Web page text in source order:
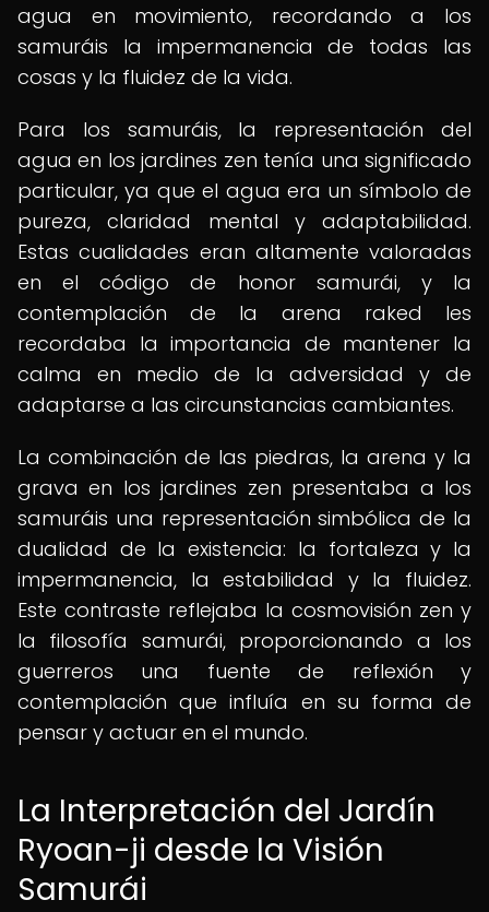
agua en movimiento, recordando a los
samuráis la impermanencia de todas las
cosas y la fluidez de la vida.
Para los samuráis, la representación del
agua en los jardines zen tenía una significado
particular, ya que el agua era un símbolo de
pureza, claridad mental y adaptabilidad.
Estas cualidades eran altamente valoradas
en el código de honor samurái, y la
contemplación de la arena raked les
recordaba la importancia de mantener la
calma en medio de la adversidad y de
adaptarse a las circunstancias cambiantes.
La combinación de las piedras, la arena y la
grava en los jardines zen presentaba a los
samuráis una representación simbólica de la
dualidad de la existencia: la fortaleza y la
impermanencia, la estabilidad y la fluidez.
Este contraste reflejaba la cosmovisión zen y
la filosofía samurái, proporcionando a los
guerreros una fuente de reflexión y
contemplación que influía en su forma de
pensar y actuar en el mundo.
La Interpretación del Jardín
Ryoan-ji desde la Visión
Samurái